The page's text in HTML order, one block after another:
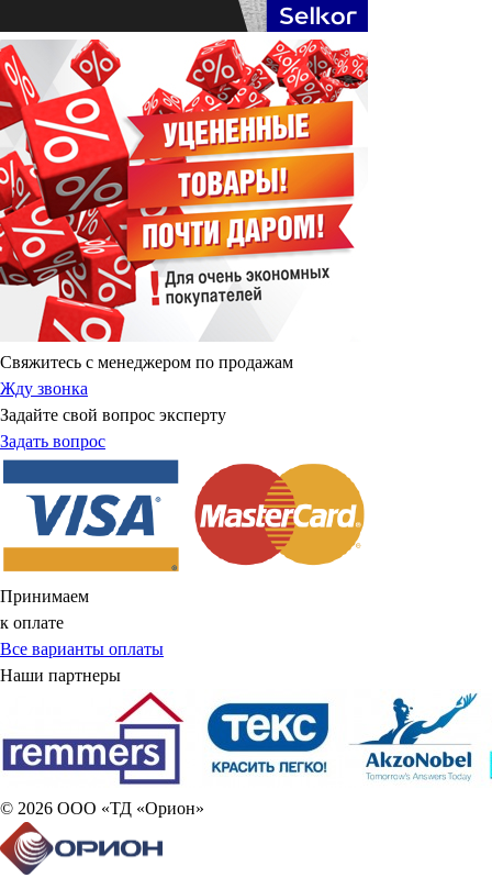
Свяжитесь с менеджером по продажам
Жду звонка
Задайте свой вопрос эксперту
Задать вопрос
Принимаем
к оплате
Все варианты оплаты
Наши партнеры
© 2026 ООО «ТД «Орион»